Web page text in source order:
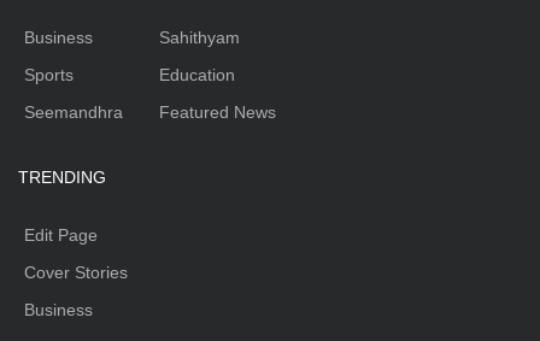
Business
Sports
Seemandhra
Sahithyam
Education
Featured News
TRENDING
Edit Page
Cover Stories
Business